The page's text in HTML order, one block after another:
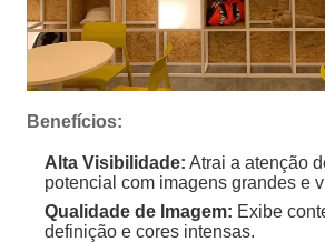
Benefícios:
Alta Visibilidade: Atrai a atenção
potencial com imagens grandes e
Qualidade de Imagem: Exibe
definição e cores intensas.